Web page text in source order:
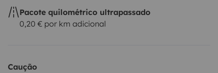
Pacote quilométrico ultrapassado
0,20 € por km adicional
Caução